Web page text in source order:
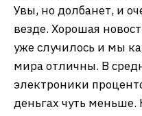
Увы, но долбанет, и
везде. Хорошая
уже случилось и мы
мира отличны. В
электроники
деньгах чуть меньше.